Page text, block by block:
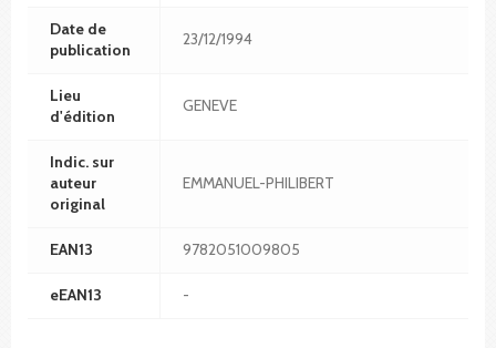
Date de
publication
23/12/1994
Lieu
d'édition
GENEVE
Indic. sur
auteur
original
EMMANUEL-PHILIBERT
EAN13 9782051009805
eEAN13 -